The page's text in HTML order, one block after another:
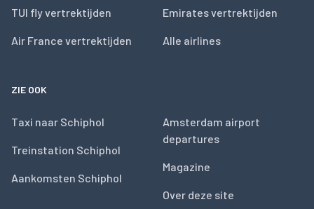
TUI fly vertrektijden
Air France vertrektijden
Emirates vertrektijden
Alle airlines
ZIE OOK
Taxi naar Schiphol
Treinstation Schiphol
Aankomsten Schiphol
Amsterdam airport
departures
Magazine
Over deze site